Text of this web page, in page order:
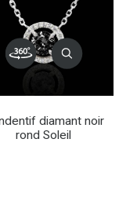
diamant noir
rond Soleil